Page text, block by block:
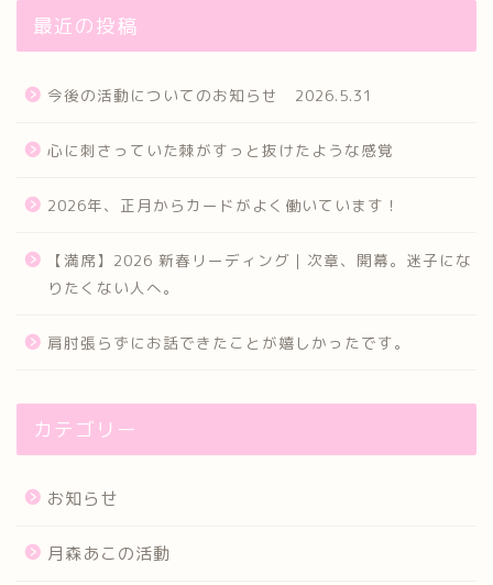
最近の投稿
今後の活動についてのお知らせ 2026.5.31
心に刺さっていた棘がすっと抜けたような感覚
2026年、正月からカードがよく働いています！
【満席】2026 新春リーディング｜次章、開幕。迷子にな
りたくない人へ。
肩肘張らずにお話できたことが嬉しかったです。
カテゴリー
お知らせ
月森あこの活動